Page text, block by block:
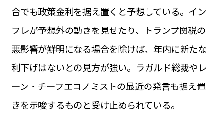
合でも政策金利を据え置くと予想している。イン
フレが予想外の動きを見せたり、トランプ関税の
悪影響が鮮明になる場合を除けば、年内に新たな
利下げはないとの見方が強い。ラガルド総裁やレ
ーン・チーフエコノミストの最近の発言も据え置
きを示唆するものと受け止められている。